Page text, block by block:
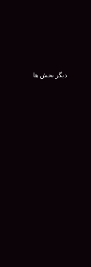
دیگر بخش ها